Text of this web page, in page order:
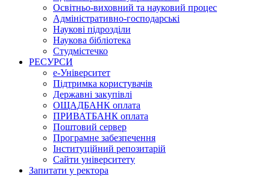
Освітньо-виховний та науковий процес
Адміністративно-господарські
Наукові підрозділи
Наукова бібліотека
Студмістечко
РЕСУРСИ
е-Університет
Підтримка користувачів
Державні закупівлі
ОЩАДБАНК оплата
ПРИВАТБАНК оплата
Поштовий сервер
Програмне забезпечення
Інституційний репозитарій
Сайти університету
Запитати у ректора